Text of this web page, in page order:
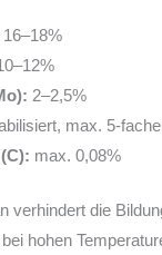
16–18%
2–2,5%
max. 5-
max. 0,08%
verhindert die
hohen